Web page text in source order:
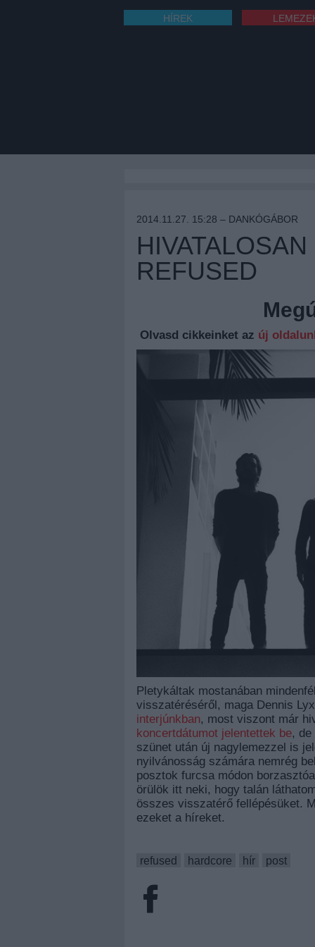
HÍREK
2014.11.27. 15:28 – DANKÓGÁBOR
REFUSED
Olvasd cikkeinket az új
Pletykáltak mostanában
visszatéréséről, maga Dennis
interjúnkban, most viszont már
koncertdátumot jelentettek be, de
szünet után új nagylemezzel is
nyilvánosság számára nemrég
posztok furcsa módon
örülök itt neki, hogy talán
összes visszatérő fellépésüket.
ezeket a híreket.
refused hardcore hír post